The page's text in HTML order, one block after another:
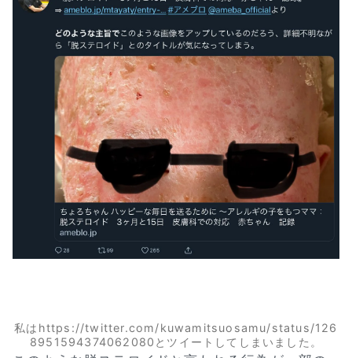
私はhttps://twitter.com/kuwamitsuosamu/status/126
8951594374062080とツイートしてしまいました。